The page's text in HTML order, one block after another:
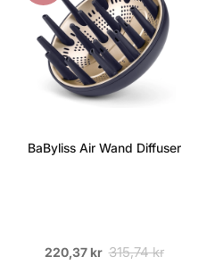
BaByliss Air Wand Diffuser
220,37 kr 315,74 kr